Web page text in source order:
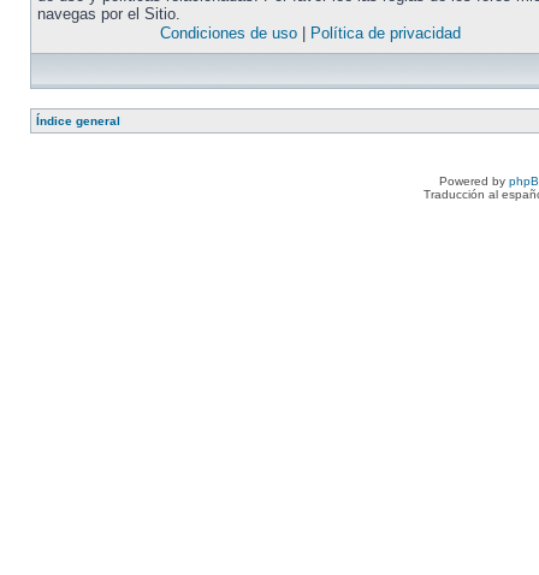
navegas por el Sitio.
Condiciones de uso| Política de privacidad
Índice general
Powered by
Traducción al